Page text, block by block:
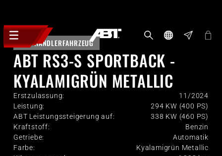
HÄNDLERFAHRZEUG
ABT RS3-S SPORTBACK -
KYALAMIGRÜN METALLIC
Erstzulassung:
11/2024
Leistung:
294 KW (400 PS)
ABT Leistungssteigerung auf:
338 KW (460 PS)
Kraftstoff:
Benzin
Getriebe:
Automatik
Farbe:
Kyalamigrün Metallic